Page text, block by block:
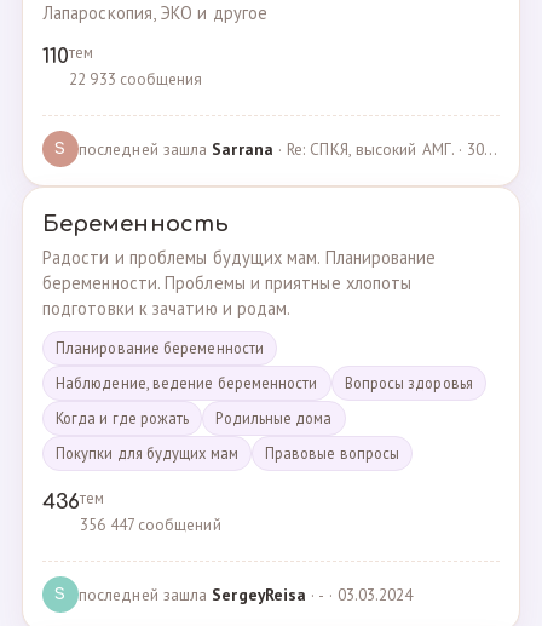
Лапароскопия, ЭКО и другое
110тем
22 933 сообщения
S последней зашла Sarrana · Re: СПКЯ, высокий АМГ. · 30.04.2025
Беременность
Радости и проблемы будущих мам. Планирование
беременности. Проблемы и приятные хлопоты
подготовки к зачатию и родам.
Планирование беременности
Наблюдение, ведение беременности
Вопросы здоровья
Когда и где рожать
Родильные дома
Покупки для будущих мам
Правовые вопросы
436тем
356 447 сообщений
S последней зашла SergeyReisa · - · 03.03.2024